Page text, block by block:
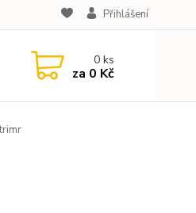
Přihlášení
0ks
za 0 Kč